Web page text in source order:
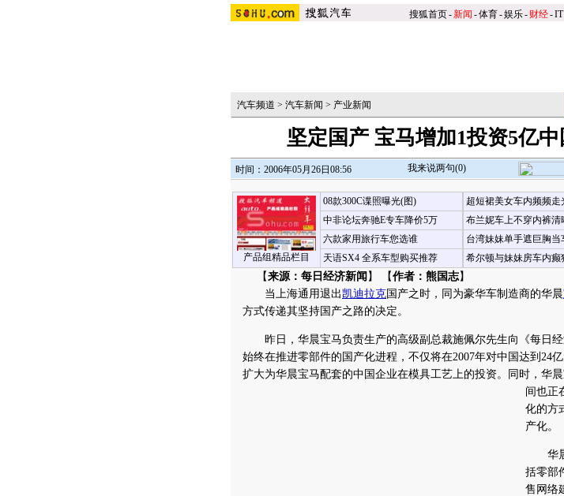
搜狐首页-新闻 -体育-娱乐- 财经-IT
汽车频道 > 汽车新闻 > 产业新闻
坚定国产 宝马增加1投资5亿
时间：2006年05月26日08:56 我来说两句(0)
产品组精品栏目
08款300C谍照曝光(图)
中非论坛奔驰E专车降价5万
六款家用旅行车您选谁
天语SX4 全系车型购买推荐
超短裙美女车内频频走
布兰妮车上不穿内裤清
台湾妹妹单手遮巨胸当
希尔顿与妹妹房车内癫
【来源：每日经济新闻 】 【作者：熊国志】
当上海通用退出凯迪拉克国产之时，同为豪华车制造商的华晨
方式传递其坚持国产之路的决定。
昨日，华晨宝马负责生产的高级副总裁施佩尔先生向《每日经
始终在推进零部件的国产化进程，不仅将在2007年对中国达到24
扩大为华晨宝马配套的中国企业在模具工艺上的投资。
同时，华
间也正
化的方
产化。
华晨
括零部
售网络